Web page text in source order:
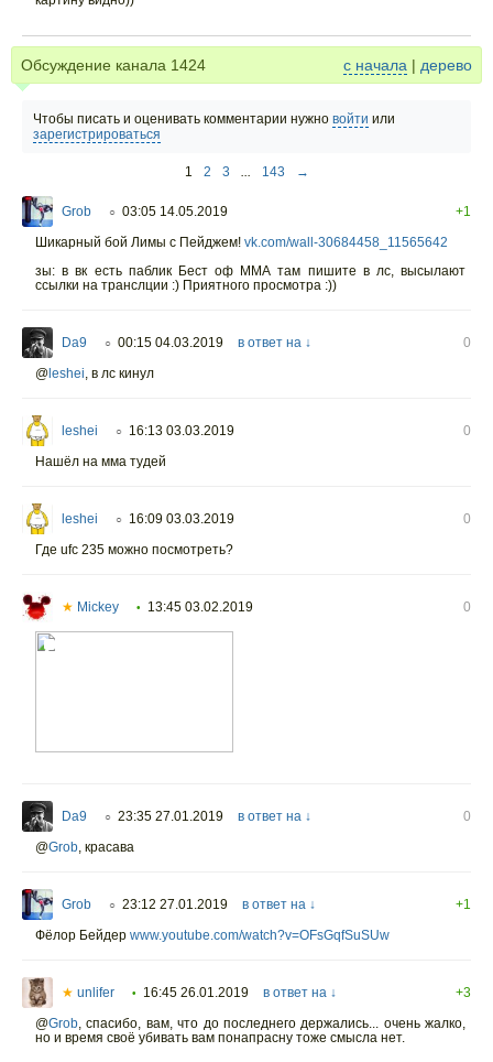
Обсуждение канала 1424 с начала | дерево
Чтобы писать и оценивать комментарии нужно войти или
зарегистрироваться
1 2 3 ... 143 →
Grob ○ 03:05 14.05.2019
+1
Шикарный бой Лимы с Пейджем! vk.com/wall-30684458_11565642
зы: в вк есть паблик Бест оф ММА там пишите в лс, высылают
ссылки на транслции :) Приятного просмотра :))
Da9 ○ 00:15 04.03.2019 в ответ на ↓
0
@ leshei, в лс кинул
leshei ○ 16:13 03.03.2019
0
Нашёл на мма тудей
leshei ○ 16:09 03.03.2019
0
Где ufc 235 можно посмотреть?
★ Mickey • 13:45 03.02.2019 0
Da9 ○ 23:35 27.01.2019 в ответ на ↓
0
@Grob, красава
Grob ○ 23:12 27.01.2019 в ответ на ↓
+1
Фёлор Бейдер www.youtube.com/watch?v=OFsGqfSuSUw
★ unlifer • 16:45 26.01.2019 в ответ на ↓
+3
@Grob, спасибо, вам, что до последнего держались... очень жалко,
но и время своё убивать вам понапрасну тоже смысла нет.